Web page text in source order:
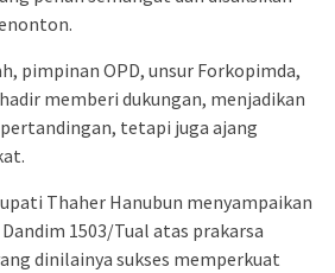
pimpinan OPD, unsur Forkopimda,
memberi dukungan, menjadikan
tetapi juga ajang
Thaher Hanubun menyampaikan
1503/Tual atas prakarsa
dinilainya sukses memperkuat